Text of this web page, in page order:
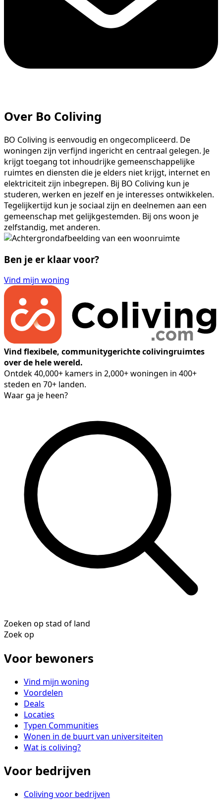
Over Bo Coliving
BO Coliving is eenvoudig en ongecompliceerd. De
woningen zijn verfijnd ingericht en centraal gelegen. Je
krijgt toegang tot inhoudrijke gemeenschappelijke
ruimtes en diensten die je elders niet krijgt, internet en
elektriciteit zijn inbegrepen. Bij BO Coliving kun je
studeren, werken en jezelf en je interesses ontwikkelen.
Tegelijkertijd kun je sociaal zijn en deelnemen aan een
gemeenschap met gelijkgestemden. Bij ons woon je
zelfstandig, met anderen.
Ben je er klaar voor?
Vind mijn woning
Vind flexibele, communitygerichte colivingruimtes
over de hele wereld.
Ontdek 40,000+ kamers in 2,000+ woningen in 400+
steden en 70+ landen.
Waar ga je heen?
Zoeken op stad of land
Zoek op
Voor bewoners
Vind mijn woning
Voordelen
Deals
Locaties
Typen Communities
Wonen in de buurt van universiteiten
Wat is coliving?
Voor bedrijven
Coliving voor bedrijven